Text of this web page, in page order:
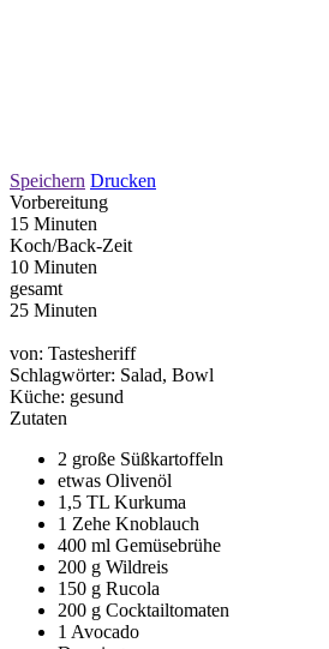
Speichern Drucken
Vorbereitung
15 Minuten
Koch/Back-Zeit
10 Minuten
gesamt
25 Minuten
von: Tastesheriff
Schlagwörter: Salad, Bowl
Küche: gesund
Zutaten
2 große Süßkartoffeln
etwas Olivenöl
1,5 TL Kurkuma
1 Zehe Knoblauch
400 ml Gemüsebrühe
200 g Wildreis
150 g Rucola
200 g Cocktailtomaten
1 Avocado